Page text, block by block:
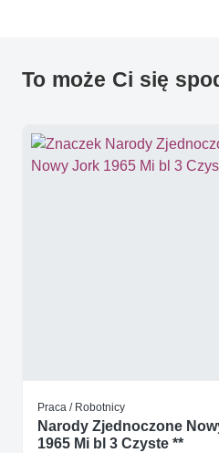
To może Ci się
Praca / Robotnicy
Narody Zjednoczone
1965 Mi bl 3 Czyste **